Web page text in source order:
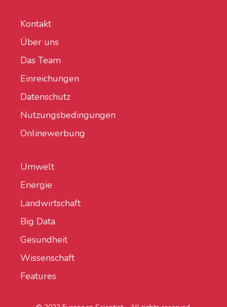
Kontakt
Über uns
Das Team
Einreichungen
Datenschutz
Nutzungsbedingungen
Onlinewerbung
Umwelt
Energie
Landwirtschaft
Big Data
Gesundheit
Wissenschaft
Features